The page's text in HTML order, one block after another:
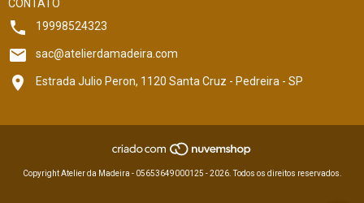
CONTATO
19998524323
sac@atelierdamadeira.com
Estrada Julio Peron, 1120 Santa Cruz - Pedreira - SP
Copyright Atelier da Madeira - 05653649000125 - 2026. Todos os direitos reservados.